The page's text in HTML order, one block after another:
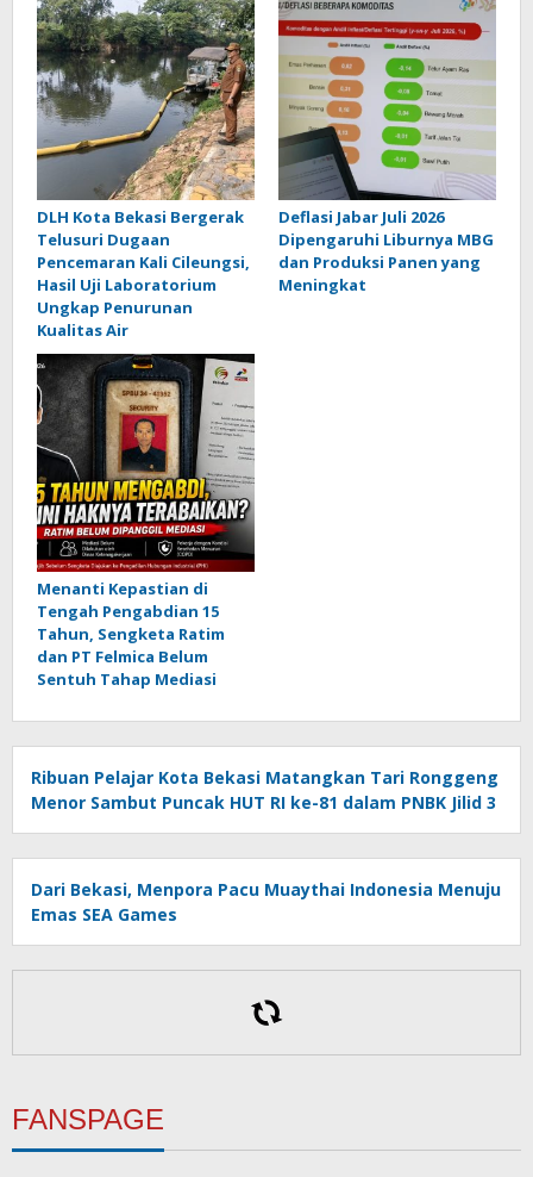
DLH Kota Bekasi Bergerak
Telusuri Dugaan
Pencemaran Kali Cileungsi,
Hasil Uji Laboratorium
Ungkap Penurunan
Kualitas Air
Deflasi Jabar Juli 2026
Dipengaruhi Liburnya MBG
dan Produksi Panen yang
Meningkat
Menanti Kepastian di
Tengah Pengabdian 15
Tahun, Sengketa Ratim
dan PT Felmica Belum
Sentuh Tahap Mediasi
Ribuan Pelajar Kota Bekasi Matangkan Tari Ronggeng
Menor Sambut Puncak HUT RI ke-81 dalam PNBK Jilid 3
Dari Bekasi, Menpora Pacu Muaythai Indonesia Menuju
Emas SEA Games
FANSPAGE